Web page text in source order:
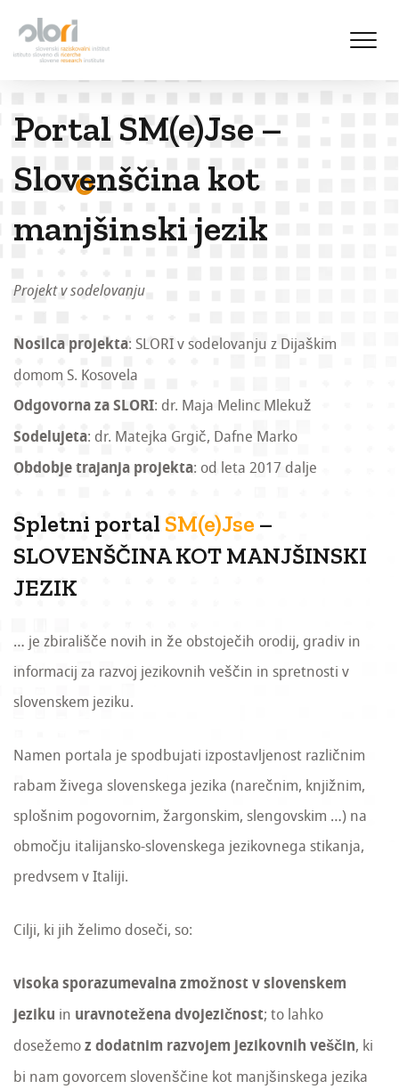
Portal SM(e)Jse –
Slovenščina kot
manjšinski jezik
Projekt v sodelovanju
Nosilca projekta: SLORI v sodelovanju z Dijaškim
domom S. Kosovela
Odgovorna za SLORI: dr. Maja Melinc Mlekuž
Sodelujeta: dr. Matejka Grgič, Dafne Marko
Obdobje trajanja projekta: od leta 2017 dalje
Spletni portal SM(e)Jse –
SLOVENŠČINA KOT MANJŠINSKI
JEZIK
… je zbirališče novih in že obstoječih orodij, gradiv in
informacij za razvoj jezikovnih veščin in spretnosti v
slovenskem jeziku.
Namen portala je spodbujati izpostavljenost različnim
rabam živega slovenskega jezika (narečnim, knjižnim,
splošnim pogovornim, žargonskim, slengovskim …) na
območju italijansko-slovenskega jezikovnega stikanja,
predvsem v Italiji.
Cilji, ki jih želimo doseči, so:
visoka sporazumevalna zmožnost v slovenskem
jeziku in uravnotežena dvojezičnost; to lahko
dosežemoz dodatnim razvojem jezikovnih veščin, ki
bi nam govorcem slovenščine kot manjšinskega jezika